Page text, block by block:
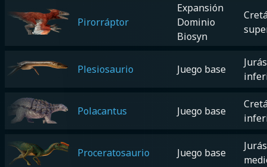
Pirorráptor
Expansión
Dominio
Biosyn
Plesiosaurio Juego base
Polacantus Juego base
Proceratosaurio Juego base